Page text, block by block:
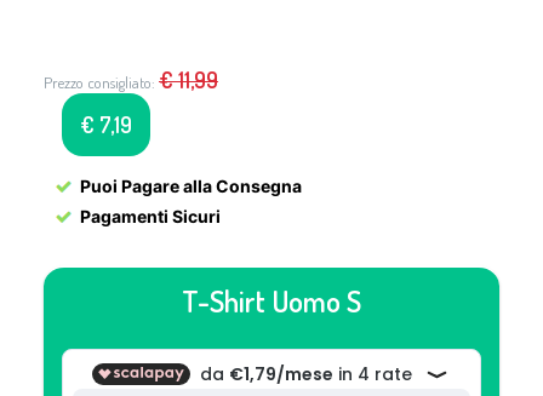
Prezzo consigliato: €11,99
€ 7,19
Puoi Pagare alla Consegna
Pagamenti Sicuri
T-Shirt Uomo S